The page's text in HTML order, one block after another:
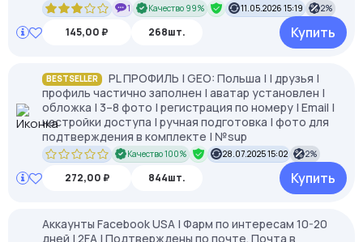
1 Качество 99% 11.05.2026 15:19 2%
145,00 ₽ 268шт. Купить
BESTSELLER
PL ПРОФИЛЬ | GEO: Польша | | друзья |
профиль частично заполнен | аватар установлен |
обложка | 3–8 фото | регистрация по номеру | Email |
настройки доступа | ручная подготовка | фото для
подтверждения в комплекте | №sup
Качество 100% 28.07.2025 15:02 2%
272,00 ₽ 844шт. Купить
Аккаунты Facebook USA | Фарм по интересам 10-20
дней | 2FA | Подтверждены по почте. Почта в